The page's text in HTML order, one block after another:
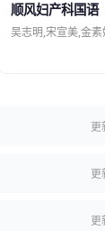
顺风妇产科国语
吴志明,宋宣美,金素
更
更
更